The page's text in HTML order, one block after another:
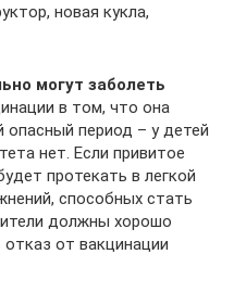
новая кукла,
могут заболеть
в том, что она
период – у детей
нет. Если привитое
протекать в легкой
способных стать
должны хорошо
от вакцинации